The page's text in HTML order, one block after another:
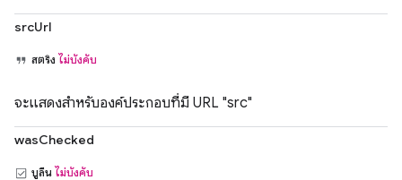
srcUrl
สตริง ไม่บังคับ
จะแสดงสำหรับองค์ประกอบที่มี URL "src"
wasChecked
บูลีน ไม่บังคับ